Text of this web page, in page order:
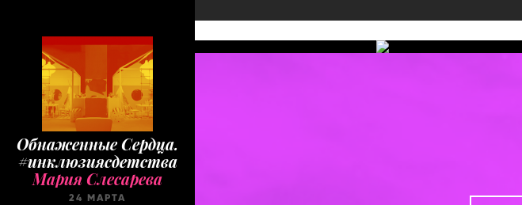
Обнаженные Cердца.
#инклюзиясдетства
Мария Слесарева
24 МАРТА